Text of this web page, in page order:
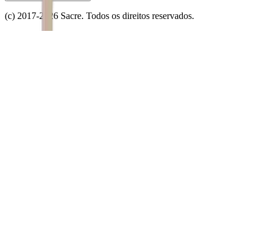
(c) 2017-2026 Sacre. Todos os direitos reservados.